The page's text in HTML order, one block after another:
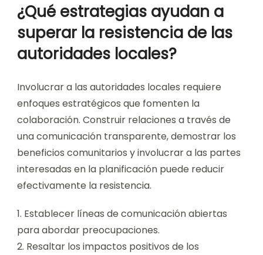
¿Qué estrategias ayudan a
superar la resistencia de las
autoridades locales?
Involucrar a las autoridades locales requiere
enfoques estratégicos que fomenten la
colaboración. Construir relaciones a través de
una comunicación transparente, demostrar los
beneficios comunitarios y involucrar a las partes
interesadas en la planificación puede reducir
efectivamente la resistencia.
1. Establecer líneas de comunicación abiertas
para abordar preocupaciones.
2. Resaltar los impactos positivos de los